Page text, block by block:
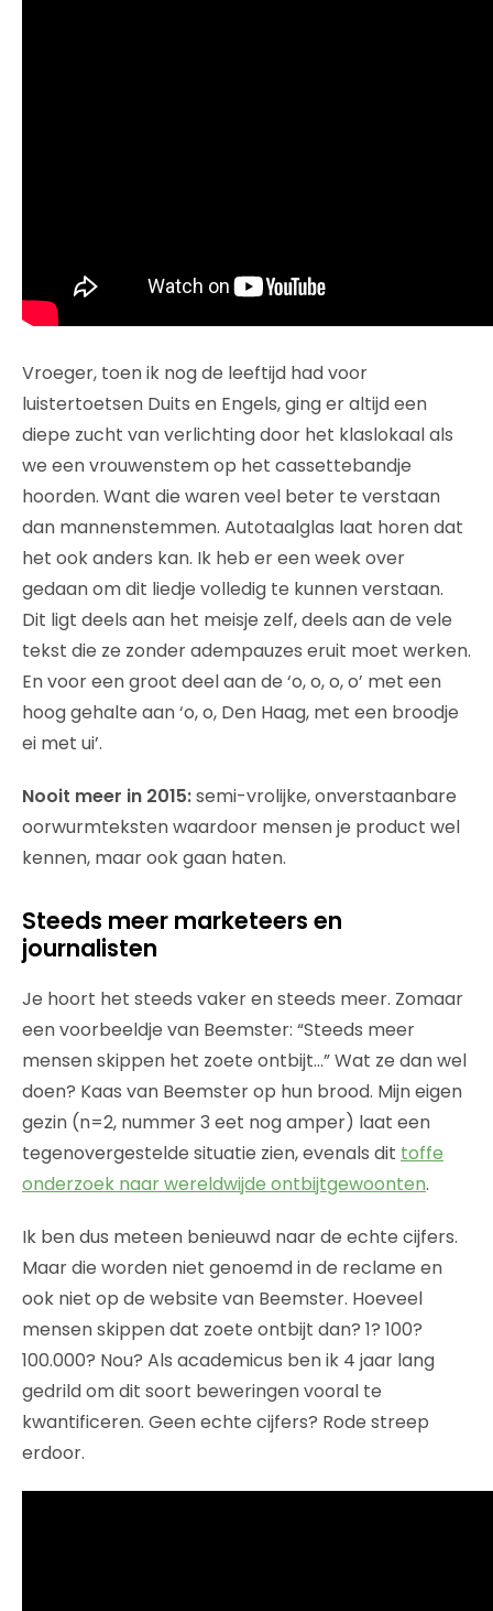
Vroeger, toen ik nog de leeftijd had voor
luistertoetsen Duits en Engels, ging er altijd een
diepe zucht van verlichting door het klaslokaal als
we een vrouwenstem op het cassettebandje
hoorden. Want die waren veel beter te verstaan
dan mannenstemmen. Autotaalglas laat horen dat
het ook anders kan. Ik heb er een week over
gedaan om dit liedje volledig te kunnen verstaan.
Dit ligt deels aan het meisje zelf, deels aan de vele
tekst die ze zonder adempauzes eruit moet werken.
En voor een groot deel aan de ‘o, o, o, o’ met een
hoog gehalte aan ‘o, o, Den Haag, met een broodje
ei met ui’.
Nooit meer in 2015:semi-vrolijke, onverstaanbare
oorwurmteksten waardoor mensen je product wel
kennen, maar ook gaan haten.
Steeds meer marketeers en
journalisten
Je hoort het steeds vaker en steeds meer. Zomaar
een voorbeeldje van Beemster: “Steeds meer
mensen skippen het zoete ontbijt…” Wat ze dan wel
doen? Kaas van Beemster op hun brood. Mijn eigen
gezin (n=2, nummer 3 eet nog amper) laat een
tegenovergestelde situatie zien, evenals dit toffe
onderzoek naar wereldwijde ontbijtgewoonten.
Ik ben dus meteen benieuwd naar de echte cijfers.
Maar die worden niet genoemd in de reclame en
ook niet op de website van Beemster. Hoeveel
mensen skippen dat zoete ontbijt dan? 1? 100?
100.000? Nou? Als academicus ben ik 4 jaar lang
gedrild om dit soort beweringen vooral te
kwantificeren. Geen echte cijfers? Rode streep
erdoor.